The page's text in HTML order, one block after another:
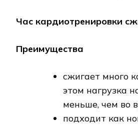
Час кардиотренировки
Преимущества
сжигает много
этом нагрузка
меньше, чем во
подходит как